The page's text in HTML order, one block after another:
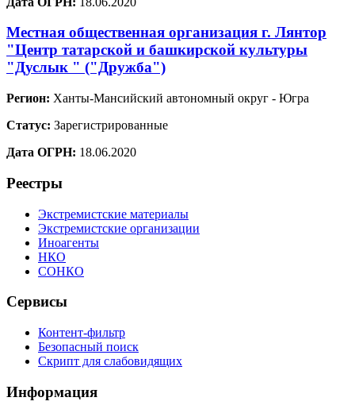
Местная общественная организация г. Лянтор
"Центр татарской и башкирской культуры
"Дуслык " ("Дружба")
Регион: Ханты-Мансийский автономный округ - Югра
Статус: Зарегистрированные
Дата ОГРН: 18.06.2020
Реестры
Экстремистские материалы
Экстремистские организации
Иноагенты
НКО
СОНКО
Сервисы
Контент-фильтр
Безопасный поиск
Скрипт для слабовидящих
Информация